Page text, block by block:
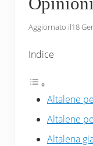
Aggiornato il18
Indice
Altalene
Altalene
Altalena